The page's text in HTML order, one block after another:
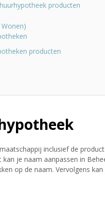
producten
producten
inclusief de
je naam aanpassen in
op de naam. Vervolgens